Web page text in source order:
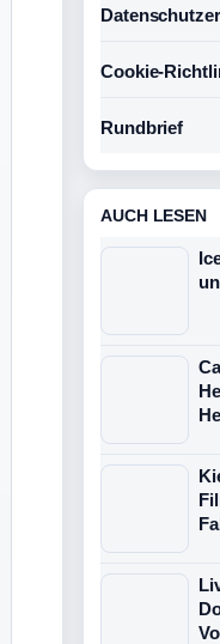
Cookie-
Rundbrief
AUCH LESEN